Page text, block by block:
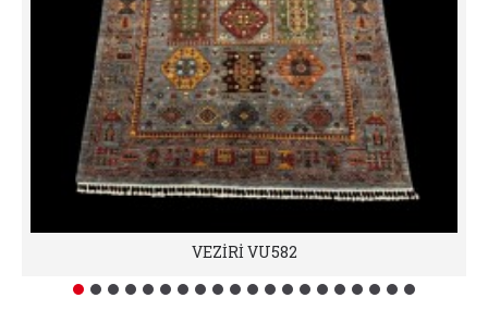
VEZİRİ VU582